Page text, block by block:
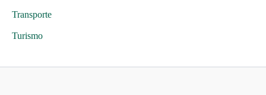
Transporte
Turismo